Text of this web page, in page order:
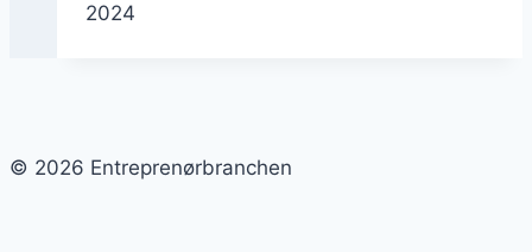
2024
© 2026 Entreprenørbranchen